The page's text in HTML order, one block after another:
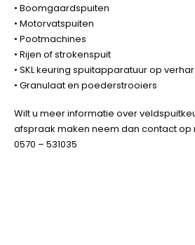
• Boomgaardspuiten
• Motorvatspuiten
• Pootmachines
• Rijen of strokenspuit
• SKL keuring spuitapparatuur op
• Granulaat en poederstrooiers
Wilt u meer informatie over
afspraak maken neem dan contact op
0570 – 531035